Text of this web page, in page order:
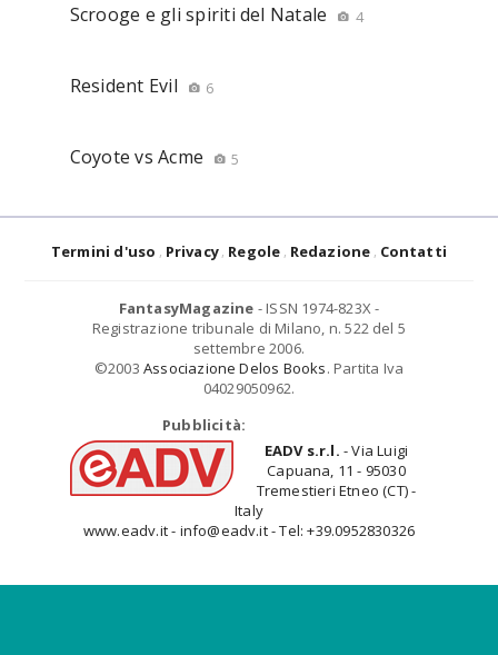
Scrooge e gli spiriti del Natale 4
Resident Evil 6
Coyote vs Acme 5
Termini d'uso Privacy Regole Redazione Contatti
FantasyMagazine - ISSN 1974-823X -
Registrazione tribunale di Milano, n. 522 del 5
settembre 2006.
©2003 Associazione Delos Books. Partita Iva
04029050962.
Pubblicità:
EADV s.r.l. - Via Luigi
Capuana, 11 - 95030
Tremestieri Etneo (CT) -
Italy
www.eadv.it - info@eadv.it - Tel: +39.0952830326